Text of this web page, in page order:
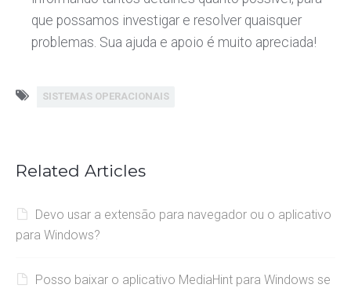
que possamos investigar e resolver quaisquer
problemas. Sua ajuda e apoio é muito apreciada!
SISTEMAS OPERACIONAIS
Related Articles
Devo usar a extensão para navegador ou o aplicativo
para Windows?
Posso baixar o aplicativo MediaHint para Windows se